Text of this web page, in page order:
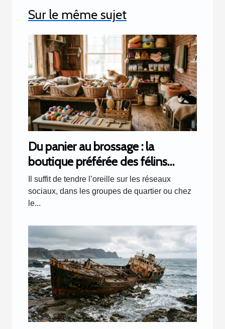
Sur le même sujet
Du panier au brossage : la
boutique préférée des félins
racontée par les clients
Il suffit de tendre l’oreille sur les réseaux
sociaux, dans les groupes de quartier ou chez
le...